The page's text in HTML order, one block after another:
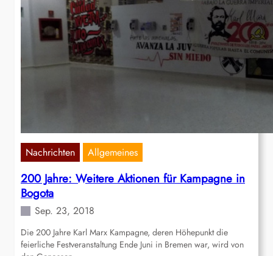
Nachrichten Allgemeines
200 Jahre: Weitere Aktionen für Kampagne in
Bogota
Sep. 23, 2018
Die 200 Jahre Karl Marx Kampagne, deren Höhepunkt die
feierliche Festveranstaltung Ende Juni in Bremen war, wird von